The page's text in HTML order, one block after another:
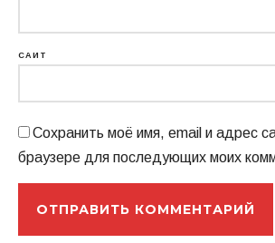
САЙТ
Сохранить моё имя, email и адрес
браузере для последующих моих